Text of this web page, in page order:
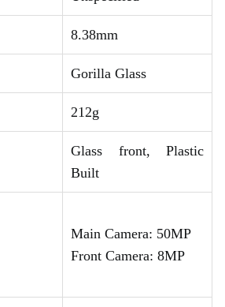
8.38mm
Gorilla Glass
212g
Glass front, Plastic
Built
Main Camera: 50MP
Front Camera: 8MP